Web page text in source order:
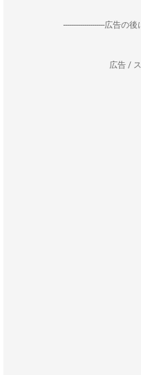
--------------------広告の
広告 /